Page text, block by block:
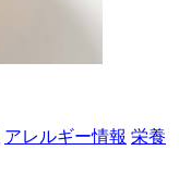
アレルギー情報 栄養